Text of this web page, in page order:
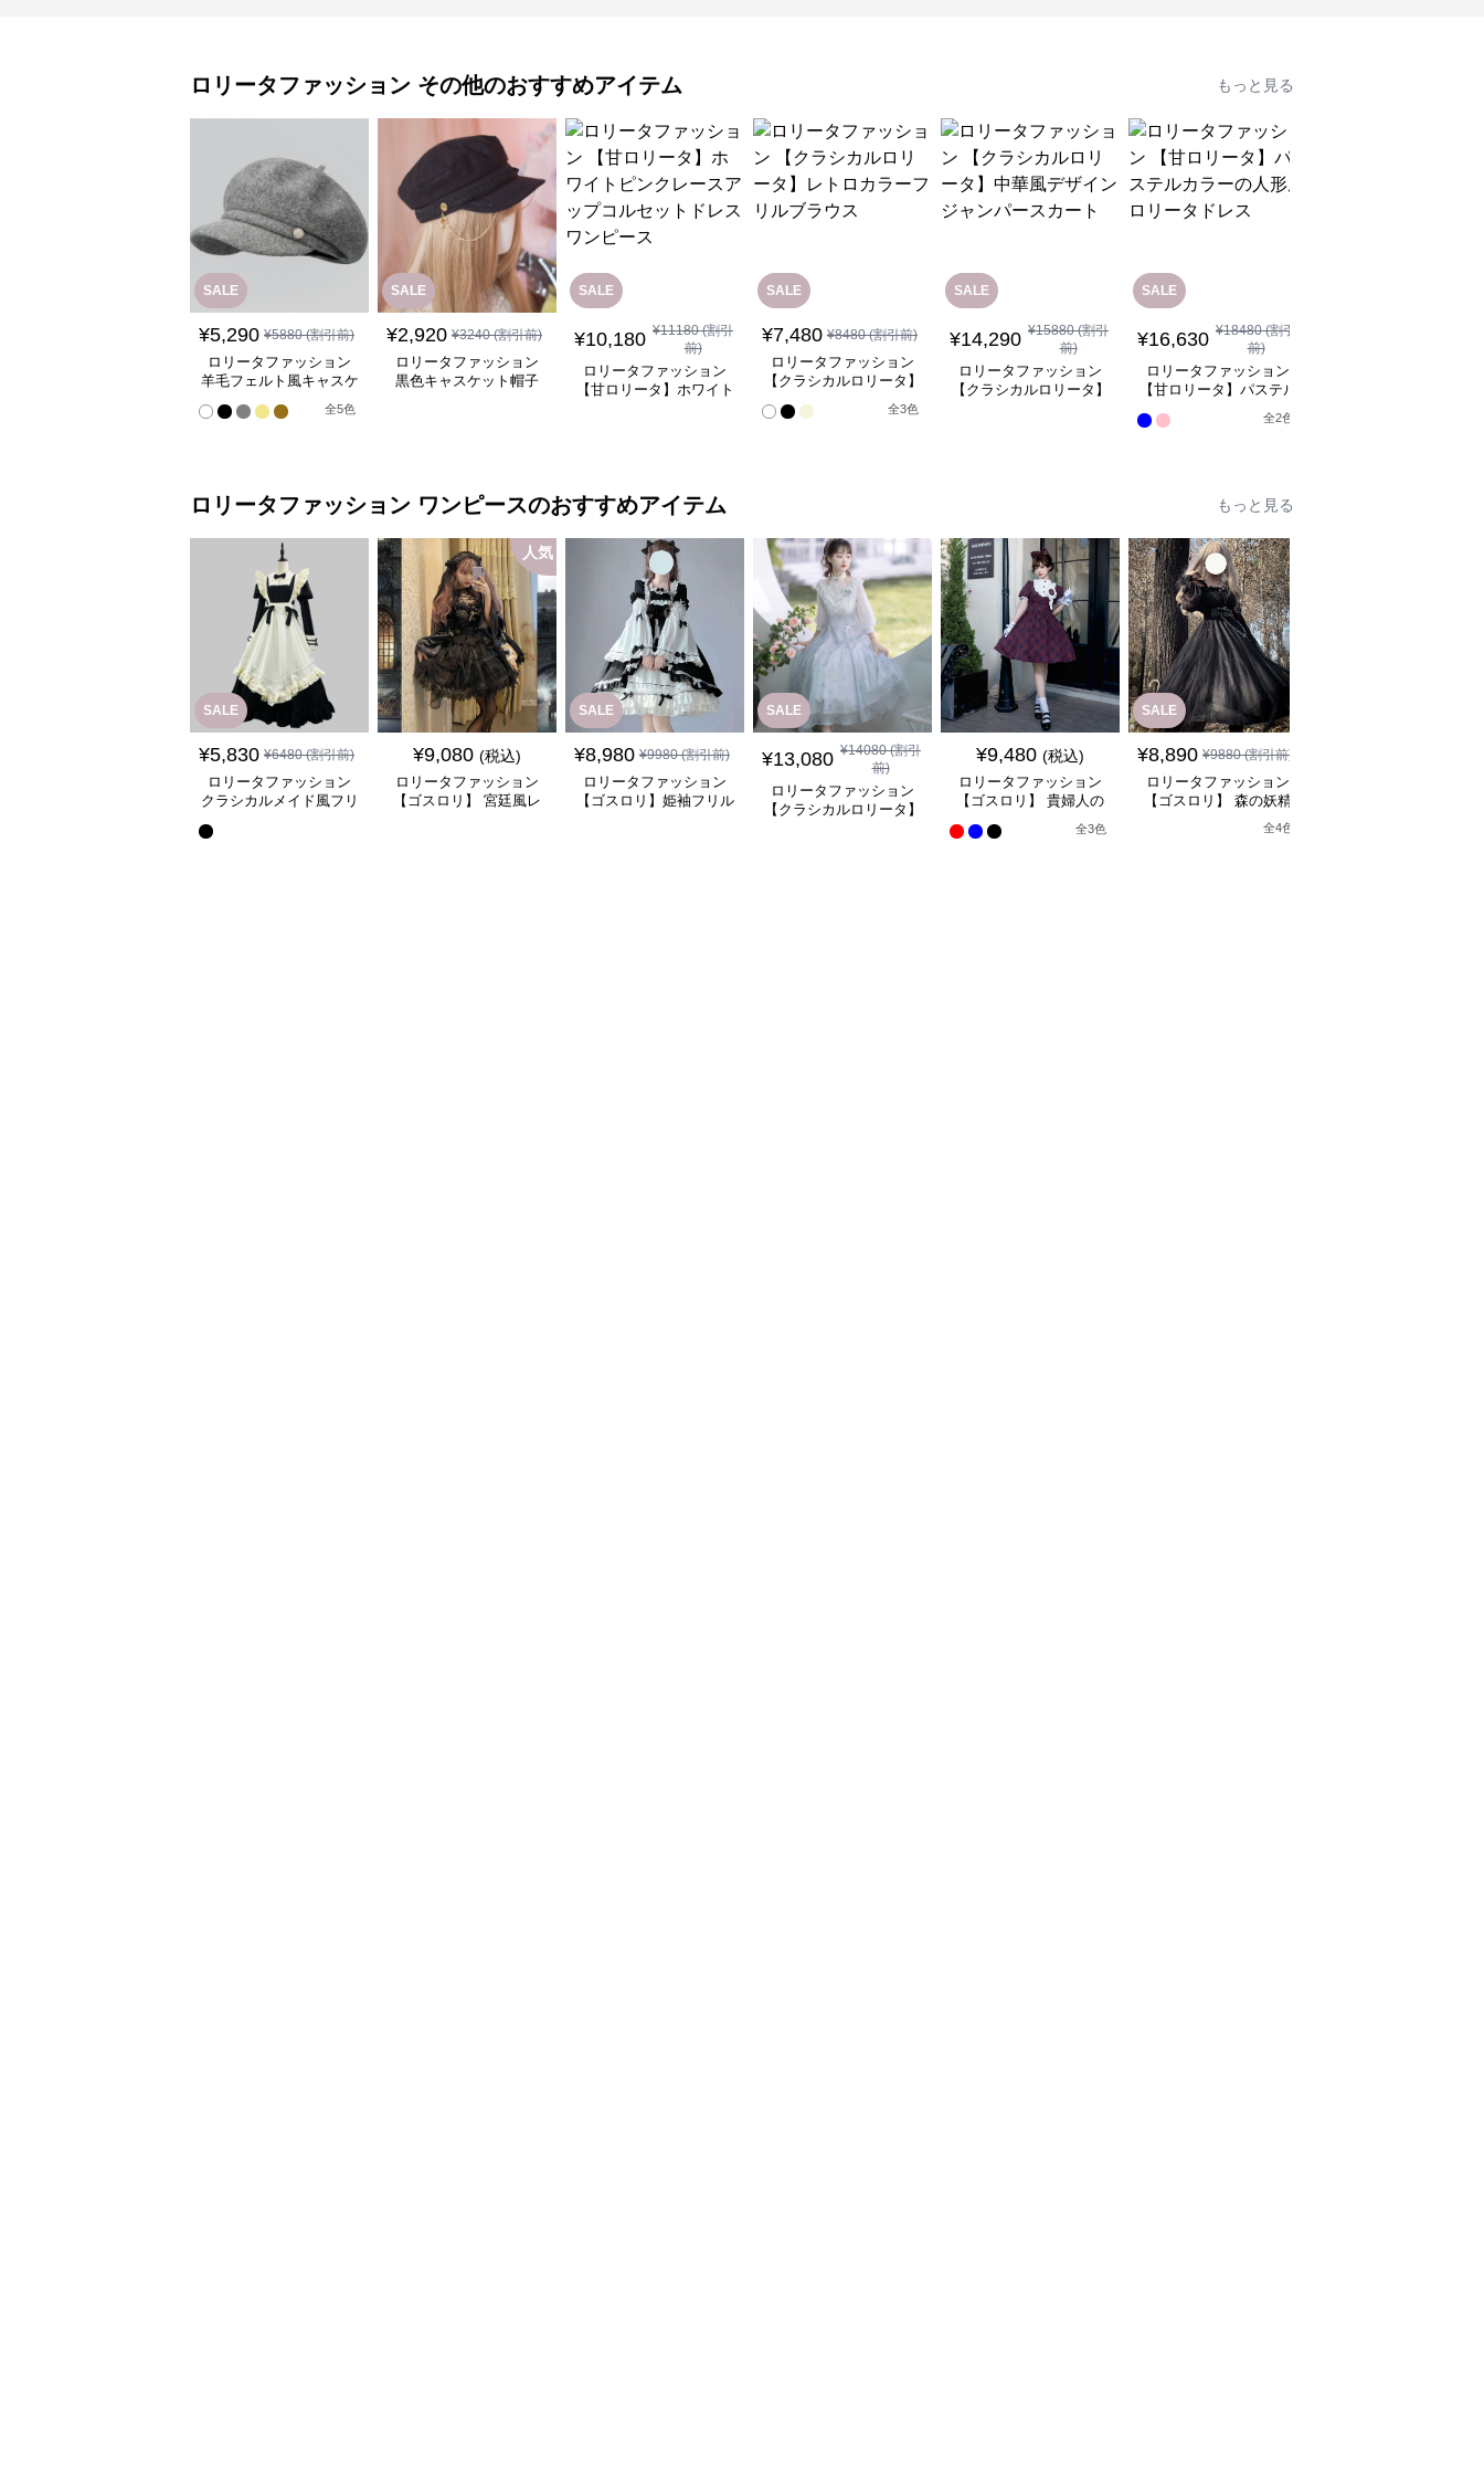
ロリータファッション その他のおすすめアイテム もっと見る
SALE
¥5,290 ¥5880(割引前)
ロリータファッション
羊毛フェルト風キャスケ
全5色
SALE
¥2,920 ¥3240(割引前)
ロリータファッション
黒色キャスケット帽子
SALE
¥10,180 ¥11180(割引
前)
ロリータファッション
【甘ロリータ】ホワイト
SALE
¥7,480 ¥8480(割引前)
ロリータファッション
【クラシカルロリータ】
レトロカラーフリルブラ
全3色
SALE
¥14,290 ¥15880(割引
前)
ロリータファッション
【クラシカルロリータ】
SALE
¥16,630 ¥18480(割引
前)
ロリータファッション
【甘ロリータ】パステル
カラーの人形風ロリータ
全2色
ロリータファッション ワンピースのおすすめアイテム もっと見る
SALE
¥5,830 ¥6480(割引前)
ロリータファッション
クラシカルメイド風フリ
人気
¥9,080 (税込)
ロリータファッション
【ゴスロリ】 宮廷風レ
SALE
¥8,980 ¥9980(割引前)
ロリータファッション
【ゴスロリ】姫袖フリル
SALE
¥13,080 ¥14080(割引
前)
ロリータファッション
【クラシカルロリータ】
¥9,480 (税込)
ロリータファッション
【ゴスロリ】 貴婦人の
優雅なティータイムドレ
全3色
SALE
¥8,890 ¥9880(割引前)
ロリータファッション
【ゴスロリ】 森の妖精
風ゴシックロリータワン
全4色